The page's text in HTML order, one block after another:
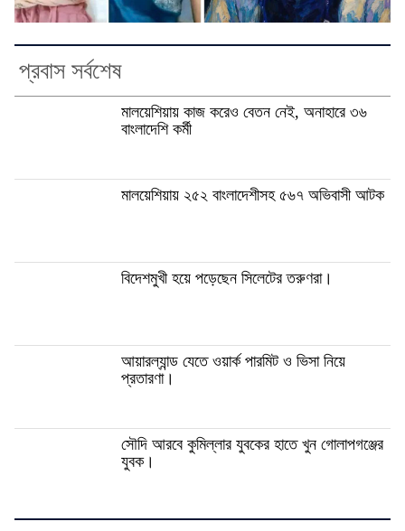
প্রবাস সর্বশেষ
মালয়েশিয়ায় কাজ করেও বেতন নেই, অনাহারে ৩৬
বাংলাদেশি কর্মী
মালয়েশিয়ায় ২৫২ বাংলাদেশীসহ ৫৬৭ অভিবাসী আটক
বিদেশমুখী হয়ে পড়েছেন সিলেটের তরুণরা।
আয়ারল্যান্ড যেতে ওয়ার্ক পারমিট ও ভিসা নিয়ে
প্রতারণা।
সৌদি আরবে কুমিল্লার যুবকের হাতে খুন গোলাপগঞ্জের
যুবক।